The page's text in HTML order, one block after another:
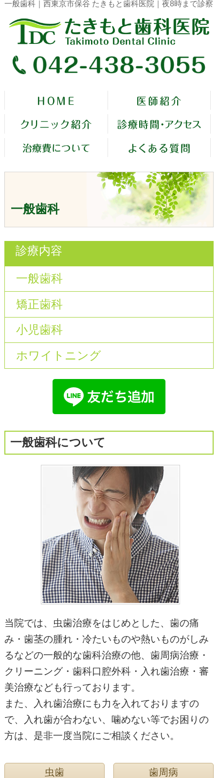
一般歯科｜西東京市保谷 たきもと歯科医院｜夜8時まで診察
一般歯科
一般歯科について
当院では、虫歯治療をはじめとした、歯の痛
み・歯茎の腫れ・冷たいものや熱いものがしみ
るなどの一般的な歯科治療の他、歯周病治療・
クリーニング・歯科口腔外科・入れ歯治療・審
美治療なども行っております。
また、入れ歯治療にも力を入れておりますの
で、入れ歯が合わない、噛めない等でお困りの
方は、是非一度当院にご相談ください。
虫歯 歯周病
診療内容
一般歯科
矯正歯科
小児歯科
ホワイトニング